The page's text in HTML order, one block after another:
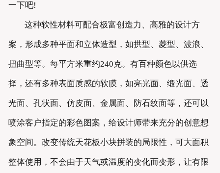
一下吧!
这种软性材料可配合极富创造力、高雅的设计方
案，形成多种平面和立体造型，如拱型、菱型、波浪、
扭曲型等。每平方米重约240克。有百种颜色以供选
择，还有多种表面质感的软膜，如亮光面、缎光面、透
光面、孔状面、仿皮面、金属面、防石纹面等，还可以
喷涂客户指定的彩色图案，给设计师带来充分的创意想
象空间。改变传统天花板小块拼装的局限性，可大面积
整体使用，不会由于天气或温度的变化而变形，让有限